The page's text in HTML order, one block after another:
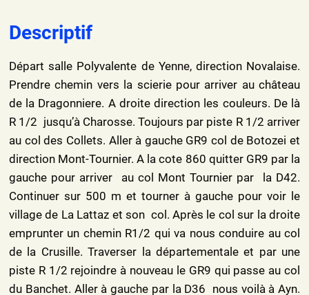
Descriptif
Départ salle Polyvalente de Yenne, direction Novalaise.
Prendre chemin vers la scierie pour arriver au château
de la Dragonniere. A droite direction les couleurs. De là
R 1/2 jusqu’à Charosse. Toujours par piste R 1/2 arriver
au col des Collets. Aller à gauche GR9 col de Botozei et
direction Mont-Tournier. A la cote 860 quitter GR9 par la
gauche pour arriver au col Mont Tournier par la D42.
Continuer sur 500 m et tourner à gauche pour voir le
village de La Lattaz et son col. Après le col sur la droite
emprunter un chemin R1/2 qui va nous conduire au col
de la Crusille. Traverser la départementale et par une
piste R 1/2 rejoindre à nouveau le GR9 qui passe au col
du Banchet. Aller à gauche par la D36 nous voilà à Ayn.